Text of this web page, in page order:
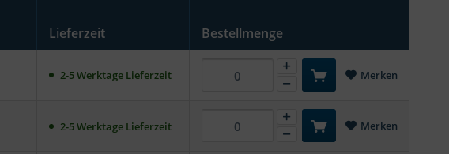
Lieferzeit Bestellmenge
2-5 Werktage Lieferzeit Merken
2-5 Werktage Lieferzeit Merken